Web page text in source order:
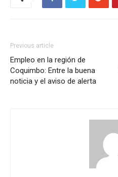
Previous article
Empleo en la región de
Coquimbo: Entre la buena
noticia y el aviso de alerta